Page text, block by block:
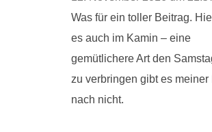
Was für ein toller Beitrag.
es auch im Kamin – eine
gemütlichere Art den
zu verbringen gibt es meiner
nach nicht.